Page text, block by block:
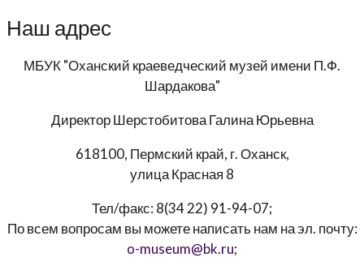
Наш адрес
МБУК "Оханский краеведческий музей имени П.Ф.
Шардакова"
ДиректорШерстобитова Галина Юрьевна
618100, Пермский край, г. Оханск,
улица Красная 8
Тел/факс: 8(34 22) 91-94-07;
По всем вопросам вы можете написать нам на эл. почту:
o-museum@bk.ru;